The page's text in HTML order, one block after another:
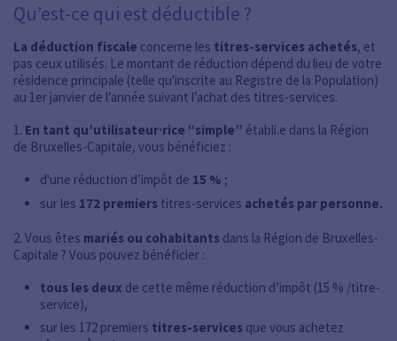
Qu’est-ce qui est déductible ?
La déduction fiscale concerne les titres-services achetés, et
pas ceux utilisés. Le montant de réduction dépend du lieu de votre
résidence principale (telle qu'inscrite au Registre de la Population)
au 1er janvier de l’année suivant l’achat des titres-services.
1. En tant qu’utilisateur·rice “simple” établi.e dans la Région
de Bruxelles-Capitale, vous bénéficiez :
d'une réduction d’impôt de 15 % ;
sur les 172 premiers titres-services achetés par personne.
2. Vous êtes mariés ou cohabitants dans la Région de Bruxelles-
Capitale ? Vous pouvez bénéficier :
tous les deux de cette même réduction d’impôt (15 % /titre-
service),
sur les 172 premiers titres-services que vous achetez